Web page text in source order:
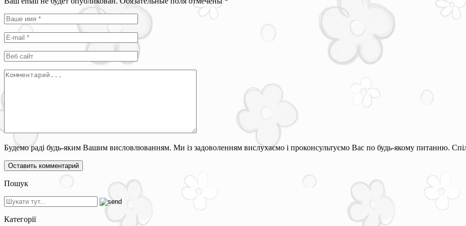
Будемо раді будь-яким Вашим висловлюванням. Ми із задоволенням вислухаємо і проконсультуємо Вас по будь-якому питанню.
Пошук
Категорії